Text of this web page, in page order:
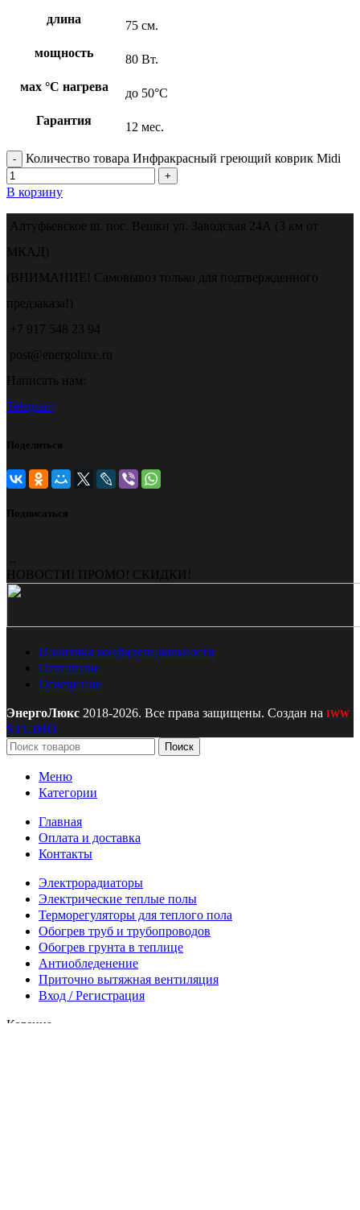
длина
75 см.
мощность
80 Вт.
мах °С нагрева
до 50°С
Гарантия
12 мес.
Количество товара Инфракрасный греющий коврик Midi
В корзину
Алтуфьевское ш. пос. Вешки ул. Заводская 24А (3 км от
МКАД)
(ВНИМАНИЕ! Самовывоз только для подтвержденного
предзаказа!)
+7 917 548 23 94
post@energoluxe.ru
Написать нам:
Telegram
Поделиться
Подписаться
НОВОСТИ! ПРОМО! СКИДКИ!
Политика конфиденциальности
Отопление
Освещение
ЭнергоЛюкс 2018-2026. Все права защищены. Создан на IWW
STUDIO
Поиск
Меню
Категории
Главная
Оплата и доставка
Контакты
Электрорадиаторы
Электрические теплые полы
Терморегуляторы для теплого пола
Обогрев труб и трубопроводов
Обогрев грунта в теплице
Антиобледенение
Приточно вытяжная вентиляция
Вход / Регистрация
Корзина